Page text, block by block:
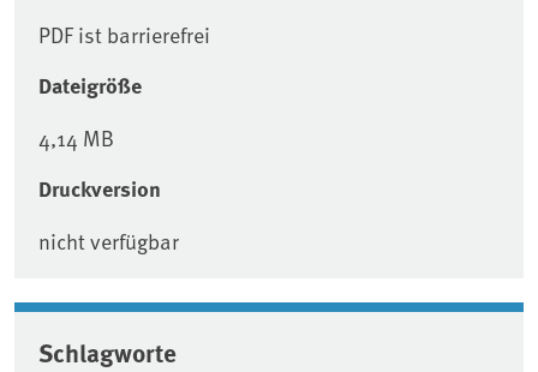
PDF ist barrierefrei
Dateigröße
4,14 MB
Druckversion
nicht verfügbar
Schlagworte